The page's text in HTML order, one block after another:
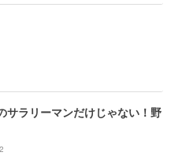
サラリーマンだけじゃない！野